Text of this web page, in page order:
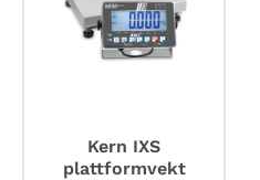
Kern IXS
plattformvekt